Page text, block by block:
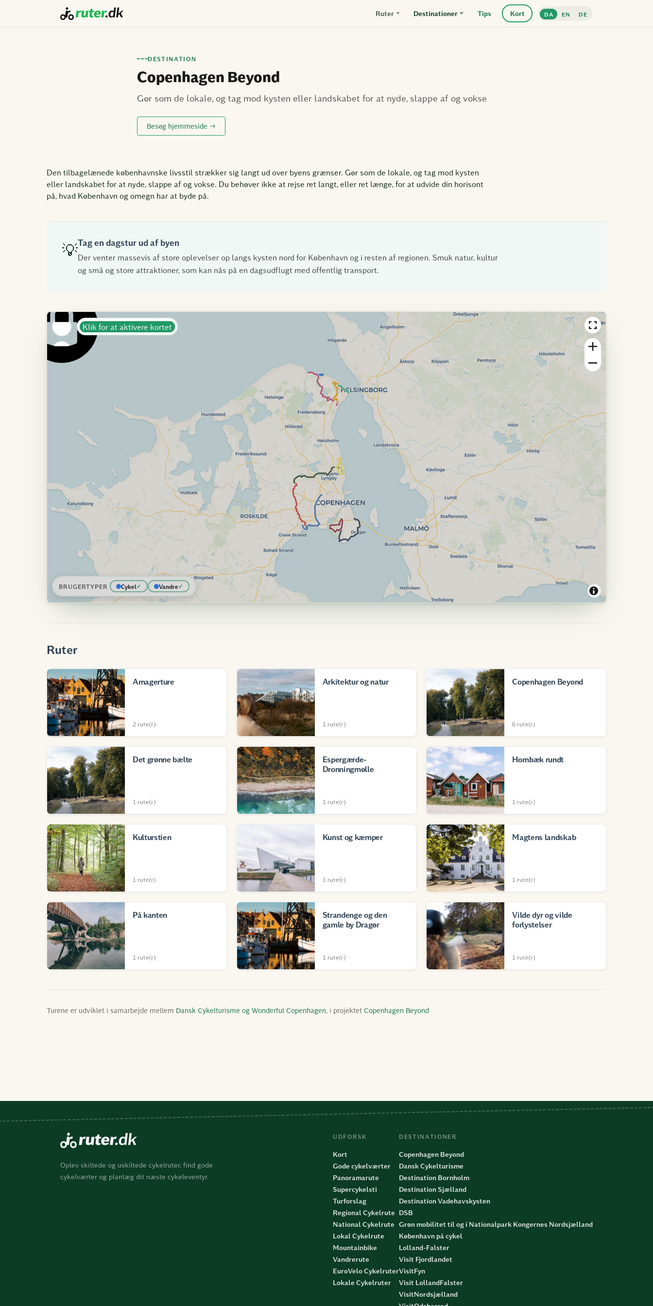
Ruter Destinationer Tips Kort DA EN DE
DESTINATION
Copenhagen Beyond
Gør som de lokale, og tag mod kysten eller landskabet for at nyde, slappe af og vokse
Besøg hjemmeside →
Den tilbagelænede københavnske livsstil strækker sig langt ud over byens grænser. Gør som de lokale, og tag mod kysten
eller landskabet for at nyde, slappe af og vokse. Du behøver ikke at rejse ret langt, eller ret længe, ​​for at udvide din horisont
på, hvad København og omegn har at byde på.
💡Tag en dagstur ud af byen
Der venter massevis af store oplevelser op langs kysten nord for København og i resten af regionen. Smuk natur, kultur
og små og store attraktioner, som kan nås på en dagsudflugt med offentlig transport.
BRUGERTYPER Cykel Vandre
Klik for at aktivere kortet
Ruter
Amagerture
2 rute(r)
Arkitektur og natur
1 rute(r)
Copenhagen Beyond
6 rute(r)
Det grønne bælte
1 rute(r)
Espergærde-
Dronningmølle
1 rute(r)
Hornbæk rundt
1 rute(r)
Kulturstien
1 rute(r)
Kunst og kæmper
1 rute(r)
Magtens landskab
1 rute(r)
På kanten
1 rute(r)
Strandenge og den
gamle by Dragør
1 rute(r)
Vilde dyr og vilde
forlystelser
1 rute(r)
Turene er udviklet i samarbejde mellem Dansk Cykelturisme og Wonderful Copenhagen, i projektet Copenhagen Beyond
Oplev skiltede og uskiltede cykelruter, find gode
cykelværter og planlæg dit næste cykeleventyr.
UDFORSK
Kort
Gode cykelværter
Panoramarute
Supercykelsti
Turforslag
Regional Cykelrute
National Cykelrute
Lokal Cykelrute
Mountainbike
Vandrerute
EuroVelo Cykelruter
Lokale Cykelruter
DESTINATIONER
Copenhagen Beyond
Dansk Cykelturisme
Destination Bornholm
Destination Sjælland
Destination Vadehavskysten
DSB
Grøn mobilitet til og i Nationalpark Kongernes Nordsjælland
København på cykel
Lolland-Falster
Visit Fjordlandet
VisitFyn
Visit LollandFalster
VisitNordsjælland